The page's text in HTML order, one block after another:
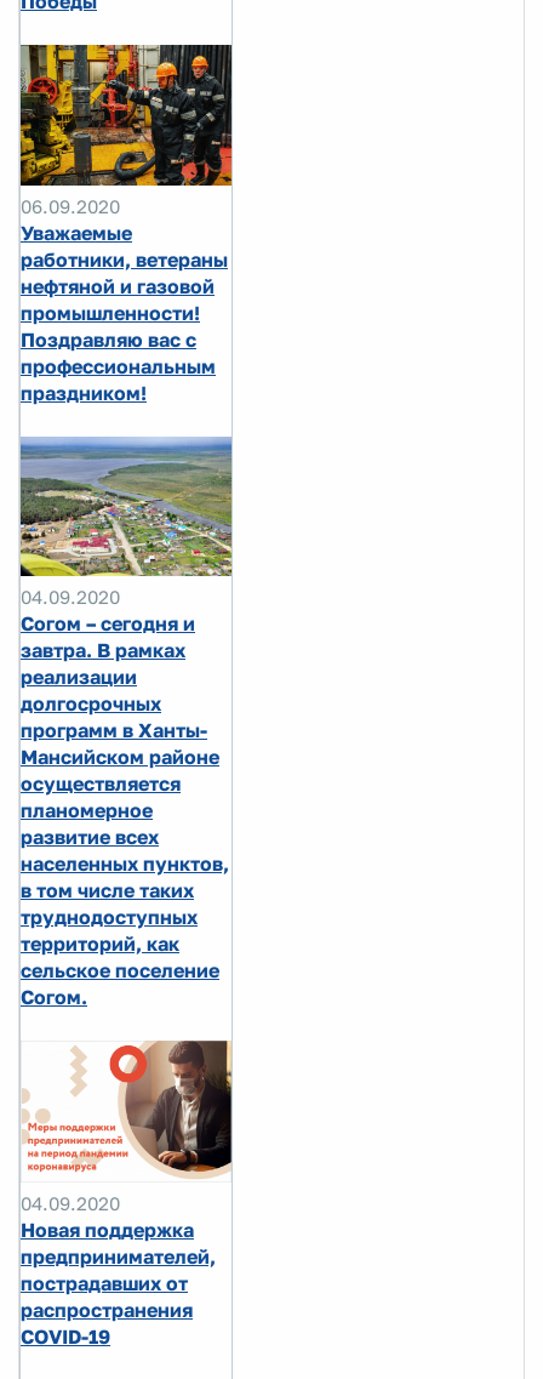
06.09.2020
Уважаемые
работники, ветераны
нефтяной и газовой
промышленности!
Поздравляю вас с
профессиональным
праздником!
04.09.2020
Согом – сегодня и
завтра. В рамках
реализации
долгосрочных
программ в Ханты-
Мансийском районе
осуществляется
планомерное
развитие всех
населенных пунктов,
в том числе таких
труднодоступных
территорий, как
сельское поселение
Согом.
04.09.2020
Новая поддержка
предпринимателей,
пострадавших от
распространения
COVID-19